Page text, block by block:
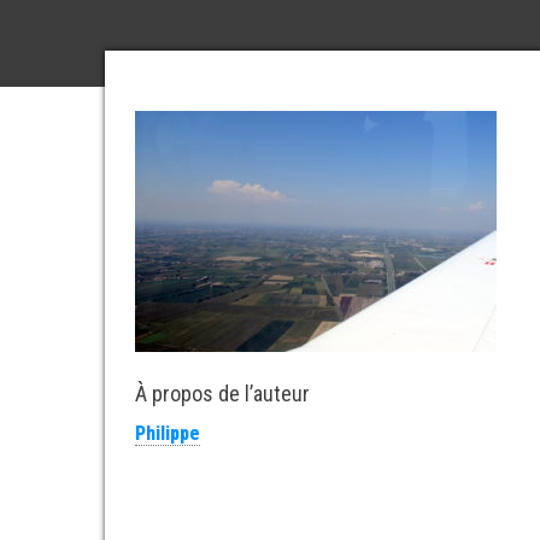
À propos de l’auteur
Philippe